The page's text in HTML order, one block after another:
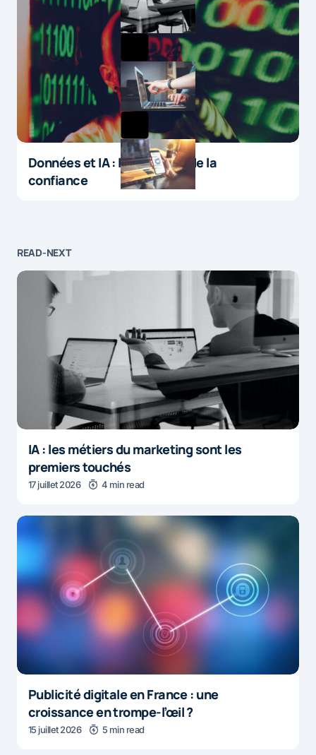
Données et IA : le paradoxe de la
confiance
READ-NEXT
IA : les métiers du marketing sont les
premiers touchés
17 juillet 2026 4 min read
Publicité digitale en France : une
croissance en trompe-l’œil ?
15 juillet 2026 5 min read